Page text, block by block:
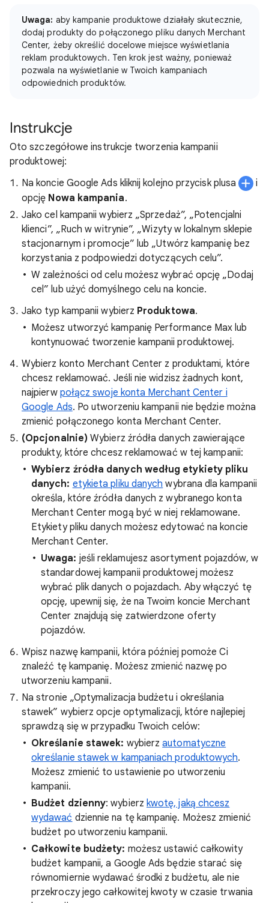
Uwaga: aby kampanie produktowe działały skutecznie,
dodaj produkty do połączonego pliku danych Merchant
Center, żeby określić docelowe miejsce wyświetlania
reklam produktowych. Ten krok jest ważny, ponieważ
pozwala na wyświetlanie w Twoich kampaniach
odpowiednich produktów.
Instrukcje
Oto szczegółowe instrukcje tworzenia kampanii
produktowej:
Na koncie Google Ads kliknij kolejno przycisk plusa
i
opcję Nowa kampania.
Jako cel kampanii wybierz „Sprzedaż”, „Potencjalni
klienci”, „Ruch w witrynie”, „Wizyty w lokalnym sklepie
stacjonarnym i promocje” lub „Utwórz kampanię bez
korzystania z podpowiedzi dotyczących celu”.
W zależności od celu możesz wybrać opcję „Dodaj
cel” lub użyć domyślnego celu na koncie.
Jako typ kampanii wybierz Produktowa.
Możesz utworzyć kampanię Performance Max lub
kontynuować tworzenie kampanii produktowej.
Wybierz konto Merchant Center z produktami, które
chcesz reklamować. Jeśli nie widzisz żadnych kont,
najpierw połącz swoje konta Merchant Center i
Google Ads. Po utworzeniu kampanii nie będzie można
zmienić połączonego konta Merchant Center.
(Opcjonalnie) Wybierz źródła danych zawierające
produkty, które chcesz reklamować w tej kampanii:
Wybierz źródła danych według etykiety pliku
danych: etykieta pliku danych wybrana dla kampanii
określa, które źródła danych z wybranego konta
Merchant Center mogą być w niej reklamowane.
Etykiety pliku danych możesz edytować na koncie
Merchant Center.
Uwaga: jeśli reklamujesz asortyment pojazdów, w
standardowej kampanii produktowej możesz
wybrać plik danych o pojazdach. Aby włączyć tę
opcję, upewnij się, że na Twoim koncie Merchant
Center znajdują się zatwierdzone oferty
pojazdów.
Wpisz nazwę kampanii, która później pomoże Ci
znaleźć tę kampanię. Możesz zmienić nazwę po
utworzeniu kampanii.
Na stronie „Optymalizacja budżetu i określania
stawek” wybierz opcje optymalizacji, które najlepiej
sprawdzą się w przypadku Twoich celów:
Określanie stawek: wybierzautomatyczne
określanie stawek w kampaniach produktowych.
Możesz zmienić to ustawienie po utworzeniu
kampanii.
Budżet dzienny: wybierz kwotę, jaką chcesz
wydawać dziennie na tę kampanię. Możesz zmienić
budżet po utworzeniu kampanii.
Całkowite budżety: możesz ustawić całkowity
budżet kampanii, a Google Ads będzie starać się
równomiernie wydawać środki z budżetu, ale nie
przekroczy jego całkowitej kwoty w czasie trwania